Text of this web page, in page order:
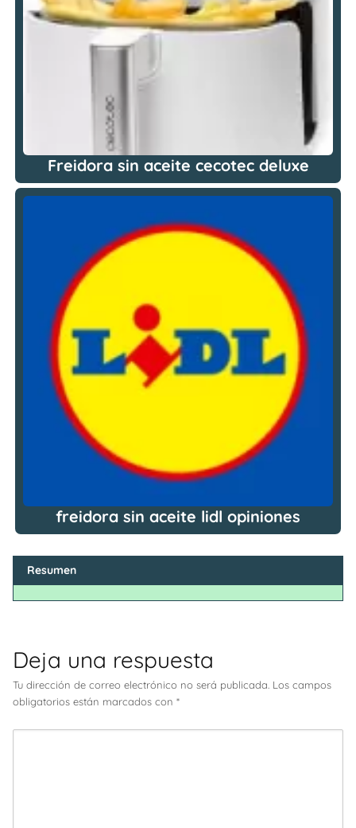
Freidora sin aceite cecotec deluxe
freidora sin aceite lidl opiniones
Resumen
Deja una respuesta
Tu dirección de correo electrónico no será publicada. Los campos
obligatorios están marcados con *